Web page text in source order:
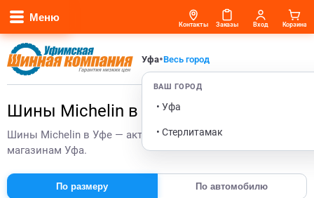
Меню
Уфа•Весь город
ВАШ ГОРОД
• Уфа
• Стерлитамак
Контакты Заказы Вход Корзина
Шины Michelin в Уфе
Шины Michelin в Уфе — актуальные цены и остатки по
магазинам Уфа.
По размеру По автомобилю